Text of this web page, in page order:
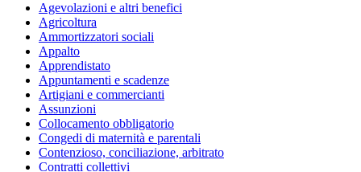
Agevolazioni e altri benefici
Agricoltura
Ammortizzatori sociali
Appalto
Apprendistato
Appuntamenti e scadenze
Artigiani e commercianti
Assunzioni
Collocamento obbligatorio
Congedi di maternità e parentali
Contenzioso, conciliazione, arbitrato
Contratti collettivi